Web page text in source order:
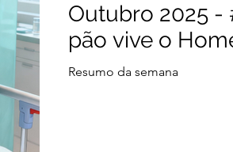
Outubro 2025 -
pão vive o
Resumo da semana